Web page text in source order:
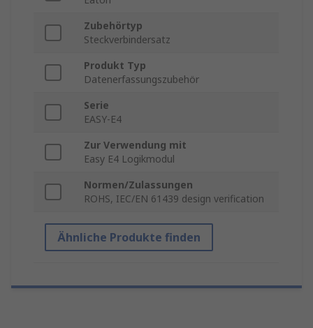
Zubehörtyp
Steckverbindersatz
Produkt Typ
Datenerfassungszubehör
Serie
EASY-E4
Zur Verwendung mit
Easy E4 Logikmodul
Normen/Zulassungen
ROHS, IEC/EN 61439 design verification
Ähnliche Produkte finden